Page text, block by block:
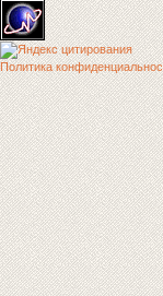
Политика